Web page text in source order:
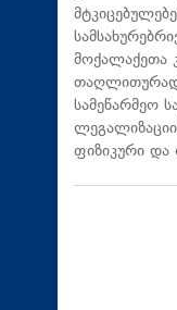
მოქალაქეთა
თაღლითურად
სამეწარმეო
ფიზიკური და